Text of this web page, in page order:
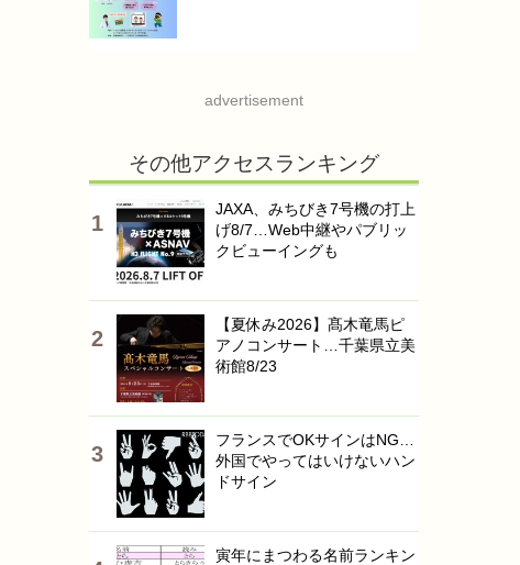
advertisement
その他アクセスランキング
JAXA、みちびき7号機の打上
げ8/7…Web中継やパブリッ
クビューイングも
【夏休み2026】髙木竜馬ピ
アノコンサート…千葉県立美
術館8/23
フランスでOKサインはNG…
外国でやってはいけないハン
ドサイン
寅年にまつわる名前ランキン